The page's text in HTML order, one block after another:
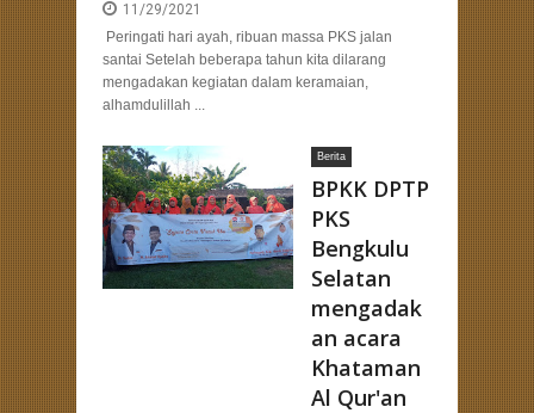
11/29/2021
Peringati hari ayah, ribuan massa PKS jalan
santai Setelah beberapa tahun kita dilarang
mengadakan kegiatan dalam keramaian,
alhamdulillah ...
Berita
BPKK DPTP
PKS
Bengkulu
Selatan
mengadak
an acara
Khataman
Al Qur'an